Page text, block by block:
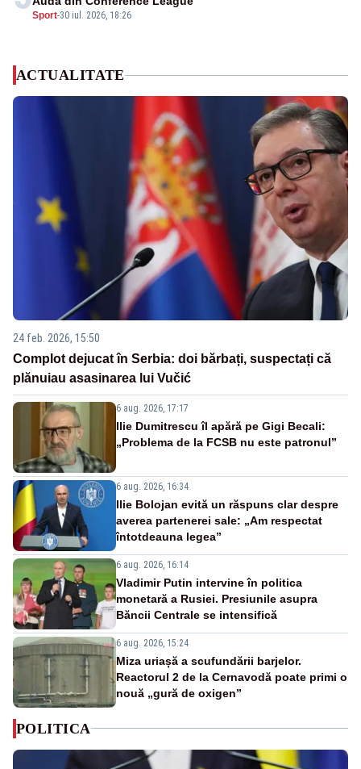
Sport-30 iul. 2026, 18:26
ACTUALITATE
24 feb. 2026, 15:50
Complot dejucat în Serbia: doi bărbați, suspectați că
plănuiau asasinarea lui Vučić
6 aug. 2026, 17:17
Ilie Dumitrescu îl apără pe Gigi Becali:
„Problema de la FCSB nu este patronul”
6 aug. 2026, 16:34
Ilie Bolojan evită un răspuns clar despre
averea partenerei sale: „Am respectat
întotdeauna legea”
6 aug. 2026, 16:14
Vladimir Putin intervine în politica
monetară a Rusiei. Presiunile asupra
Băncii Centrale se intensifică
6 aug. 2026, 15:24
Miza uriașă a scufundării barjelor.
Reactorul 2 de la Cernavodă poate primi o
nouă „gură de oxigen”
POLITICA